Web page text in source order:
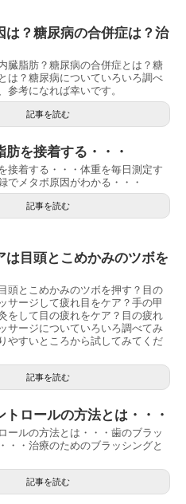
は？糖尿病の合併症は？治
臓脂肪？糖尿病の合併症とは？糖
は？糖尿病についていろいろ調べ
参考になれば幸いです。
記事を読む
肪を接着する・・・
接着する・・・体重を毎日測定す
でメタボ原因がわかる・・・
記事を読む
は目頭とこめかみのツボを
頭とこめかみのツボを押す？目の
サージして疲れ目をケア？手の甲
をして目の疲れをケア？目の疲れ
サージについていろいろ調べてみ
やすいところから試してみてくだ
記事を読む
トロールの方法とは・・・
ールの方法とは・・・歯のブラッ
・・治療のためのブラッシングと
記事を読む